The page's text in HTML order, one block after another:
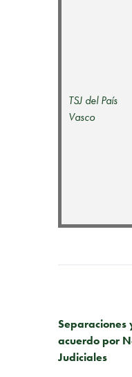
TSJ del País
Vasco
Separaciones
acuerdo por
Judiciales